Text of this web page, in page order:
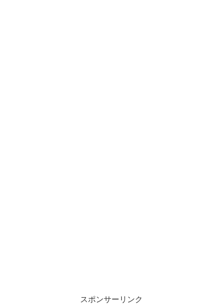
スポンサーリンク